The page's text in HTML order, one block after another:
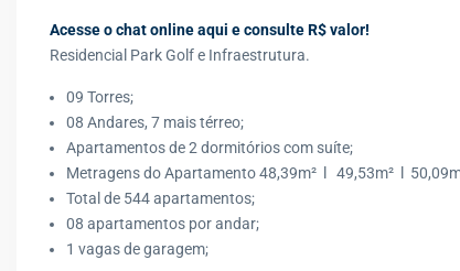
Acesse o chat online aqui e consulte R$ valor!
Residencial Park Golf e Infraestrutura.
09 Torres;
08 Andares, 7 mais térreo;
Apartamentos de 2 dormitórios com suíte;
Metragens do Apartamento 48,39m² l 49,53m² l
Total de 544 apartamentos;
08 apartamentos por andar;
1 vagas de garagem;